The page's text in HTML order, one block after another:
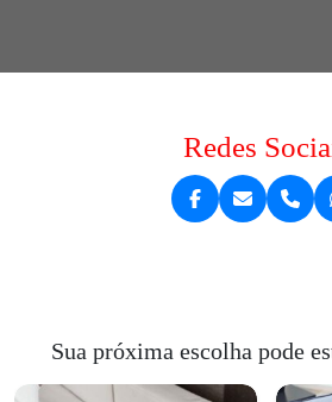
Redes
Sua próxima escolha pode